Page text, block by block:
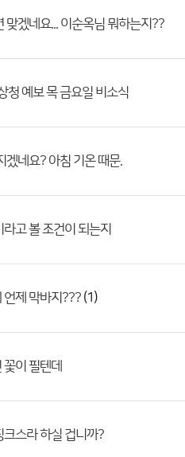
맞겠네요... 이순옥님 뭐하는지??
청 예보 목 금요일 비소식
겠네요? 아침 기온 때문.
고 볼 조건이 되는지
언제 막바지??? (1)
이 필텐데
스라 하실 겁니까?